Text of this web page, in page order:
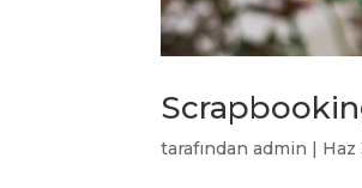
tarafındanadmin | Haz